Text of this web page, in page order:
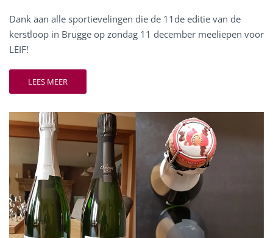
Dank aan alle sportievelingen die de 11de editie van de
kerstloop in Brugge op zondag 11 december meeliepen voor
LEIF!
LEES MEER